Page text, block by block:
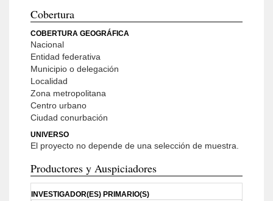
Cobertura
COBERTURA GEOGRÁFICA
Nacional
Entidad federativa
Municipio o delegación
Localidad
Zona metropolitana
Centro urbano
Ciudad conurbación
UNIVERSO
El proyecto no depende de una selección de muestra.
Productores y Auspiciadores
INVESTIGADOR(ES) PRIMARIO(S)